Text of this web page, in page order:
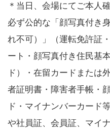
＊当日、会場にてご本人
必ず公的な「顔写真付き
れ不可）」（運転免許証
ート・顔写真付き住民基
ド）・在留カードまたは
者証明書・障害者手帳・
ド・マイナンバーカード
や社員証、会員証、マイ